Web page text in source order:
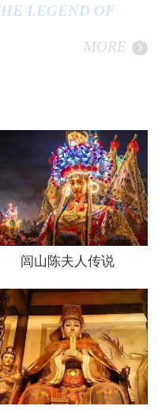
LEGEND OF
MORE
闾山陈夫人传说